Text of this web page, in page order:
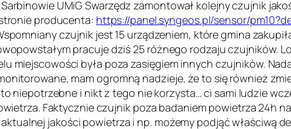
UMiG Swarzędz zamontował kolejny czujnik
producenta: https://panel.syngeos.pl/sensor/
czujnik jest 15 urządzeniem, które gmina
pracuje dziś 25 różnego rodzaju czujników.
miejscowości była poza zasięgiem innych czujników.
mam ogromną nadzieje, że to się również
niepotrzebne i nikt z tego nie korzysta… ci sami ludzie
Faktycznie czujnik poza badaniem powietrza 24h
jakości powietrza i np. możemy podjąć właściwą